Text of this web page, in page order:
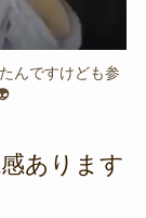
んですけども参
あります